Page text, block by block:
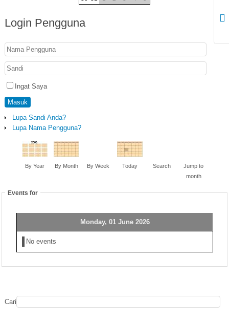
Login Pengguna
Ingat Saya
Masuk
Lupa Sandi Anda?
Lupa Nama Pengguna?
By Year By Month By Week Today Search
Jump to
month
Events for
Monday, 01 June 2026
No events
Cari